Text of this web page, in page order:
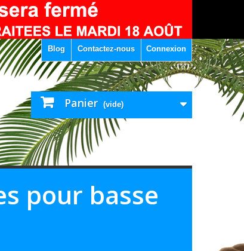
Connexion
Contactez-nous
Blog
Panier (vide)
pour basse